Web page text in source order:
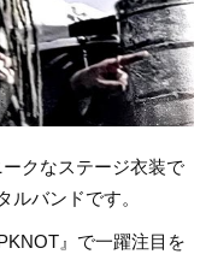
クなステージ衣装で
バンドです。
』で一躍注目を